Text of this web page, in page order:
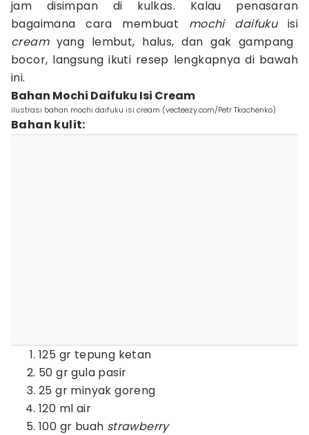
jam disimpan di kulkas. Kalau penasaran
bagaimana cara membuat mochi daifukuisi
creamyang lembut, halus, dan gak gampang
bocor, langsung ikuti resep lengkapnya di bawah
ini.
Bahan Mochi Daifuku Isi Cream
ilustrasi bahan mochi daifuku isi cream (vecteezy.com/Petr Tkachenko)
Bahan kulit:
125 gr tepung ketan
50 gr gula pasir
25 gr minyak goreng
120 ml air
100 gr buah strawberry